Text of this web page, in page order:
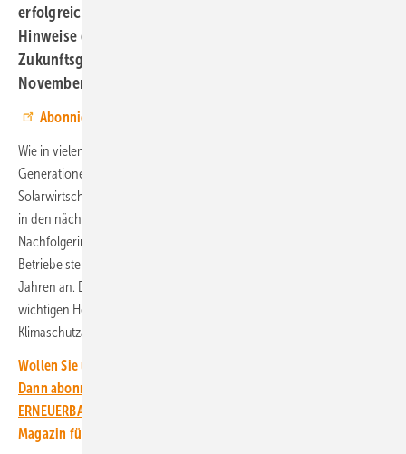
erfolgreich? Die Experten des BSW Solar geben wertvolle
Hinweise darauf in einem Webinar zur
Zukunftsgestaltung bei den Installationsbetrieben am 14.
November 2024.
Abonnieren Sie jetzt unseren Youtube-Channel.
Wie in vielen Branchen steht auch beim deutschen Solarhandwerk ein
Generationenwechsel bevor. Nach Angaben des Bundesverbandes
Solarwirtschaft (BSW Solar) wird fast jeder zweite Installationsbetrieb
in den nächsten zehn Jahren an einen Nachfolger oder eine
Nachfolgerin übergeben oder geschlossen. Bei rund 17 Prozent der
Betriebe steht dieses Thema sogar schon in den nächsten drei
Jahren an. Damit wird das Thema Unternehmensnachfolge zu einer
wichtigen Herausforderung für die Solarbranche und künftige
Klimaschutzanstrengungen.
Wollen Sie über die Energiewende auf dem Laufenden bleiben?
Dann abonnieren Sie einfach den kostenlosen Newsletter von
ERNEUERBARE ENERGIEN – dem größten verbandsunabhängigen
Magazin für erneuerbare Energien in Deutschland!